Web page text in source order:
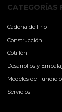
CATEGORÍAS
Cadena de Frío
Construcción
Cotillón
Desarrollos y
Modelos de
Servicios